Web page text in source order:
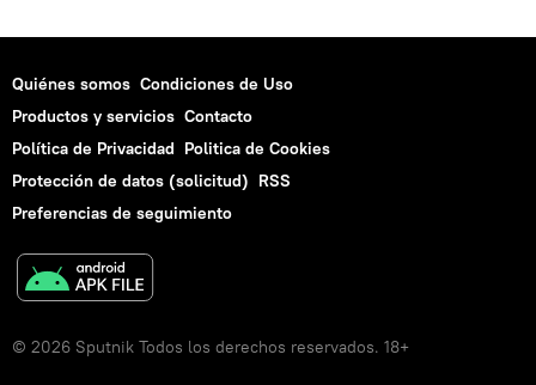
Quiénes somos Condiciones de Uso
Productos y servicios Contacto
Política de Privacidad Politica de Cookies
Protección de datos (solicitud) RSS
Preferencias de seguimiento
© 2026 Sputnik Todos los derechos reservados. 18+